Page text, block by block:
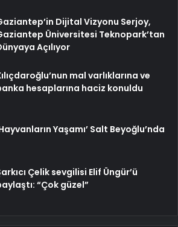
Dijital Vizyonu Serjoy,
Üniversitesi Teknopark’tan
Açılıyor
mal varlıklarına ve
hesaplarına haciz konuldu
Yaşamı’ Salt Beyoğlu’nda
Çelik sevgilisi Elif Üngür’ü
“Çok güzel”